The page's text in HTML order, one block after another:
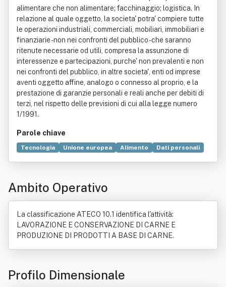
alimentare che non alimentare; facchinaggio; logistica. In
relazione al quale oggetto, la societa' potra' compiere tutte
le operazioni industriali, commerciali, mobiliari, immobiliari e
finanziarie - non nei confronti del pubblico - che saranno
ritenute necessarie od utili, compresa la assunzione di
interessenze e partecipazioni, purche' non prevalenti e non
nei confronti del pubblico, in altre societa', enti od imprese
aventi oggetto affine, analogo o connesso al proprio, e la
prestazione di garanzie personali e reali anche per debiti di
terzi, nel rispetto delle previsioni di cui alla legge numero
1/1991.
Parole chiave
Tecnologia Unione europea Alimento
Dati personali
Formaggio
Odore Frutti
Legge
Proprietà (diritto)
Trasporto
Ambito Operativo
La classificazione ATECO 10.1 identifica l'attività:
LAVORAZIONE E CONSERVAZIONE DI CARNE E
PRODUZIONE DI PRODOTTI A BASE DI CARNE.
Profilo Dimensionale